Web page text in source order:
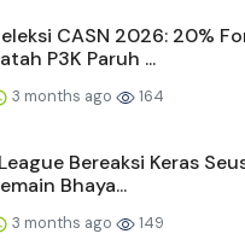
CASN 2026: 20%
P3K Paruh ...
3 months ago 164
Bereaksi Keras
Bhaya...
3 months ago 149